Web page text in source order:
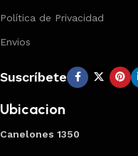
Política de Privacidad
Envios
Suscríbete
Ubicacion
Canelones 1350